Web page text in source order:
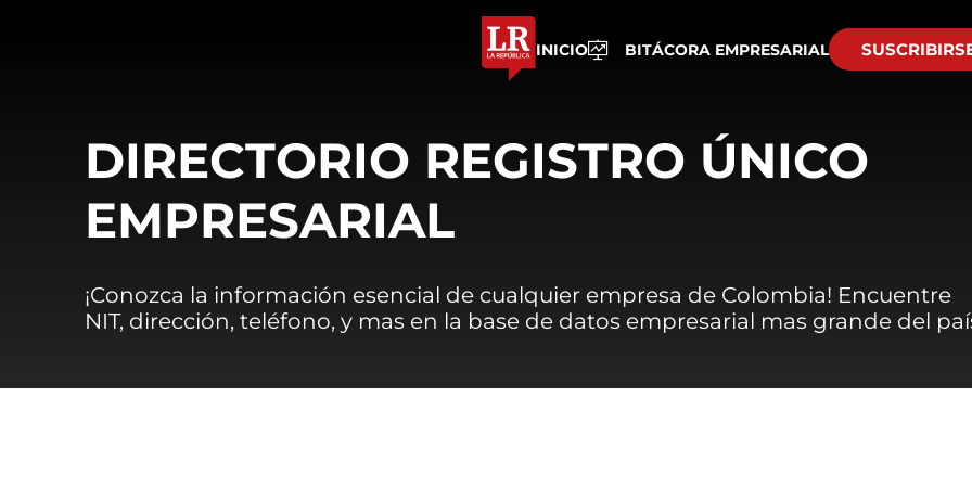
INICIO BITÁCORA EMPRESARIAL
DIRECTORIO REGISTRO ÚNICO
EMPRESARIAL
¡Conozca la información esencial de cualquier empresa de Colombia! Encuentre
NIT, dirección, teléfono, y mas en la base de datos empresarial mas grande del